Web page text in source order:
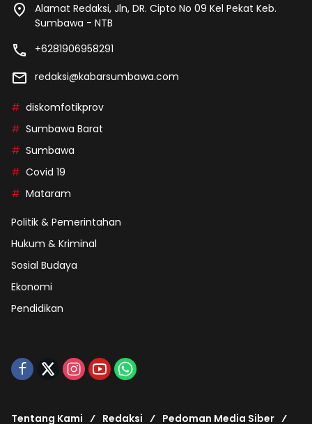
Alamat Redaksi, Jln, DR. Cipto No 09 Kel Pekat Keb.
Sumbawa - NTB
+6281906958291
redaksi@kabarsumbawa.com
diskomfotikprov
Sumbawa Barat
Sumbawa
Covid 19
Mataram
Politik & Pemerintahan
Hukum & Kriminal
Sosial Budaya
Ekonomi
Pendidikan
Tentang Kami Redaksi Pedoman Media Siber